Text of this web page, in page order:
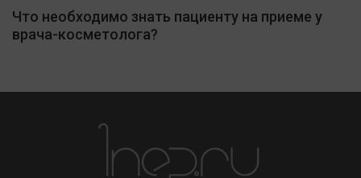
Что необходимо знать пациенту на приеме у
врача-косметолога?